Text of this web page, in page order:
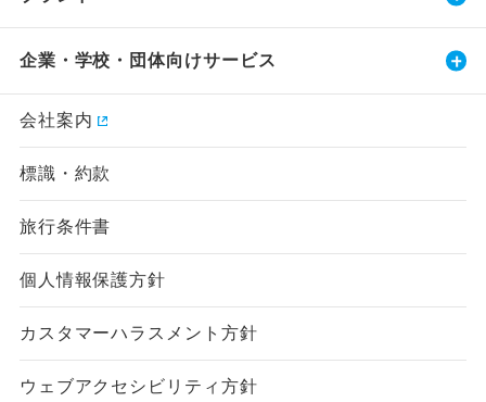
企業・学校・団体向けサービス
会社案内
標識・約款
旅行条件書
個人情報保護方針
カスタマーハラスメント方針
ウェブアクセシビリティ方針